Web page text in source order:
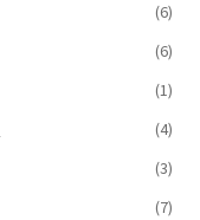
(6)
(6)
(1)
(4)
(3)
(7)